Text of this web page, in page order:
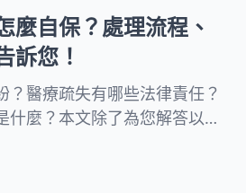
麼自保？處理流程、
訴您！
？醫療疏失有哪些法律責任？
什麼？本文除了為您解答以上
訴您醫療疏失鑑定項目、醫